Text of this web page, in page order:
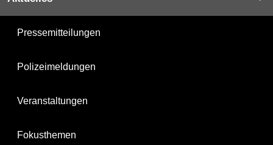
Pressemitteilungen
Polizeimeldungen
Veranstaltungen
Fokusthemen